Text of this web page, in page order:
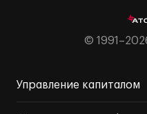
©
Управление капиталом